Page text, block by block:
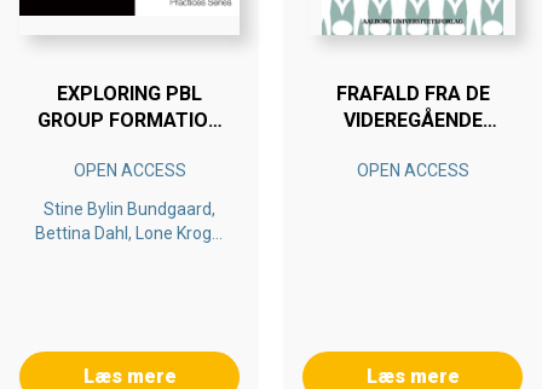
EXPLORING PBL
GROUP FORMATION
OPEN ACCESS
Stine Bylin Bundgaard,
Bettina Dahl, Lone Krogh,
Læs mere
FRAFALD FRA DE
VIDEREGÅENDE
OPEN ACCESS
Læs mere